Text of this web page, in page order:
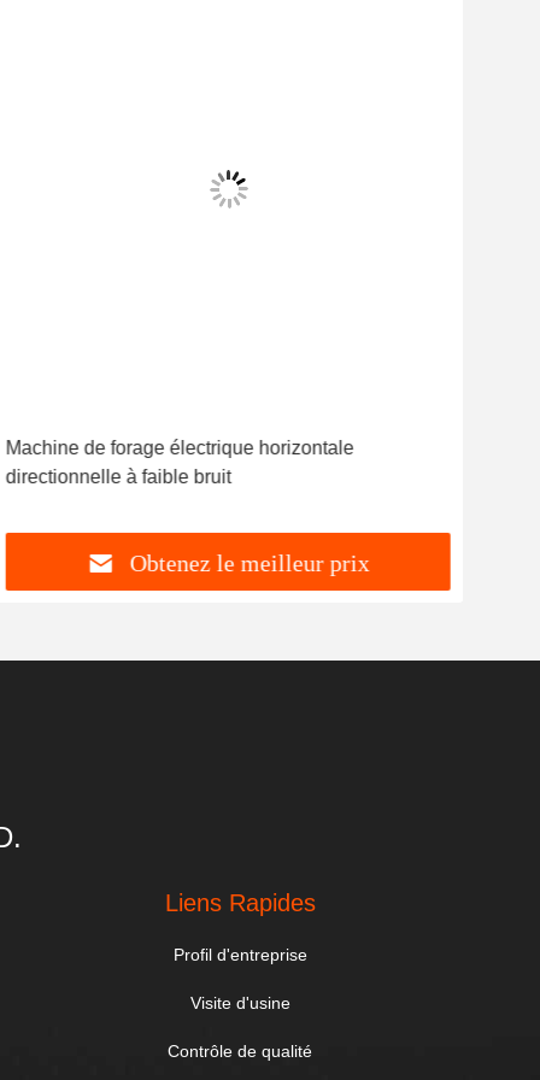
Machine de forage électrique horizontale
directionnelle à faible bruit
Obtenez le meilleur prix
Liens Rapides
Profil d'entreprise
Visite d'usine
Contrôle de qualité